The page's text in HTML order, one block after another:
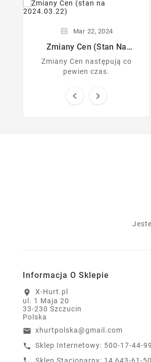
Mar 22, 2024
Zmiany Cen (stan Na
Zmiany Cen następują co
pewien czas.
 
Informacja O Sklepie
location_on
X-Hurt.pl
ul. 1 Maja 20
33-230 Szczucin
Polska
email xhurtpolska@gmail.com
call Sklep Internetowy: 500-17-44-99
Sklep Stacjonarny: 14 643-61-50